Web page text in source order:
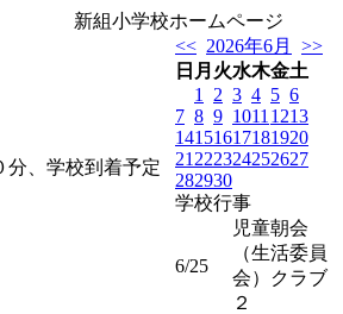
新組小学校ホームページ
分、学校到着予定
<< 2026年6月
>>
日 月 火水木金土
1
2 3 4 5 6
7 8 9 1011 1213
14151617181920
21 222324252627
282930
学校行事
6/25
児童朝会
（生活委員
会）クラブ
２